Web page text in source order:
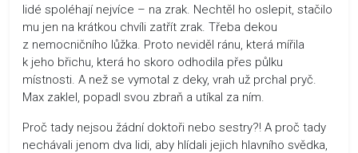
lidé spoléhají nejvíce – na zrak. Nechtěl ho oslepit, stačilo
mu jen na krátkou chvíli zatřít zrak. Třeba dekou
z nemocničního lůžka. Proto neviděl ránu, která mířila
k jeho břichu, která ho skoro odhodila přes půlku
místnosti. A než se vymotal z deky, vrah už prchal pryč.
Max zaklel, popadl svou zbraň a utíkal za ním.
Proč tady nejsou žádní doktoři nebo sestry?! A proč tady
nechávali jenom dva lidi, aby hlídali jejich hlavního svědka,